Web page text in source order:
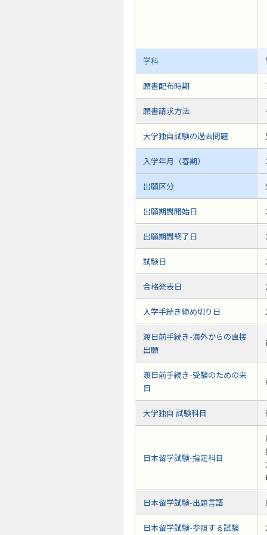
学科
願書配布時期
願書請求方法
大学独自試験の過去問題
入学年月（春期）
出願区分
出願期間開始日
出願期間終了日
試験日
合格発表日
入学手続き締め切り日
渡日前手続き-海外からの直接
出願
渡日前手続き-受験のための来
日
大学独自 試験科目
日本留学試験-指定科目
日本留学試験-出題言語
日本留学試験-参照する試験